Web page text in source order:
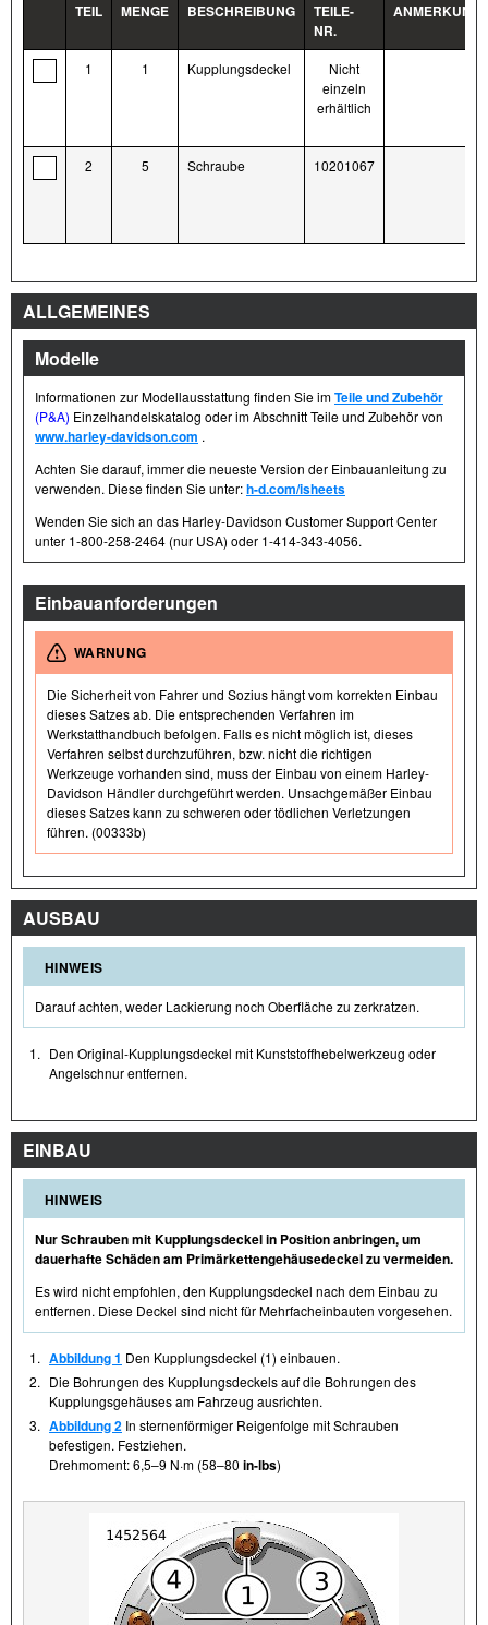
TEIL
MENGE BESCHREIBUNG
TEILE-
NR.
1 1 Kupplungsdeckel
Nicht
einzeln
erhältlich
2 5 Schraube 10201067
ALLGEMEINES
Modelle
Informationen zur Modellausstattung finden Sie imTeile und Zubehör
(P&A) Einzelhandelskatalog oder im Abschnitt Teile und Zubehör von
www.harley-davidson.com .
Achten Sie darauf, immer die neueste Version der Einbauanleitung zu
verwenden. Diese finden Sie unter:h-d.com/isheets
Wenden Sie sich an das Harley-Davidson Customer Support Center
unter 1-800-258-2464 (nur USA) oder 1-414-343-4056.
Einbauanforderungen
WARNUNG
Die Sicherheit von Fahrer und Sozius hängt vom korrekten Einbau
dieses Satzes ab. Die entsprechenden Verfahren im
Werkstatthandbuch befolgen. Falls es nicht möglich ist, dieses
Verfahren selbst durchzuführen, bzw. nicht die richtigen
Werkzeuge vorhanden sind, muss der Einbau von einem Harley-
Davidson Händler durchgeführt werden. Unsachgemäßer Einbau
dieses Satzes kann zu schweren oder tödlichen Verletzungen
führen. (00333b)
AUSBAU
HINWEIS
Darauf achten, weder Lackierung noch Oberfläche zu zerkratzen.
1. Den Original-Kupplungsdeckel mit Kunststoffhebelwerkzeug oder
Angelschnur entfernen.
EINBAU
HINWEIS
Nur Schrauben mit Kupplungsdeckel in Position anbringen, um
dauerhafte Schäden am Primärkettengehäusedeckel zu vermeiden.
Es wird nicht empfohlen, den Kupplungsdeckel nach dem Einbau zu
entfernen. Diese Deckel sind nicht für Mehrfacheinbauten vorgesehen.
1. Abbildung 1 Den Kupplungsdeckel (1) einbauen.
2. Die Bohrungen des Kupplungsdeckels auf die Bohrungen des
Kupplungsgehäuses am Fahrzeug ausrichten.
3. Abbildung 2 In sternenförmiger Reigenfolge mit Schrauben
befestigen. Festziehen.
Drehmoment: 6,5–9 N·m (58–80 in-lbs)